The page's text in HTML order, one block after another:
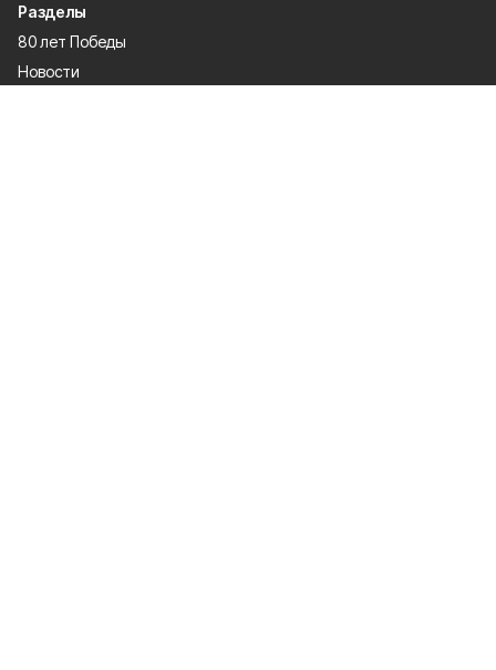
Разделы
80 лет Победы
Новости